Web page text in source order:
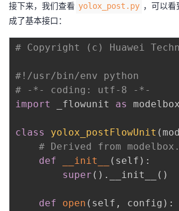
接下来，我们查看 yolox_post.py ，可以看
成了基本接口：
# Copyright (c) Huawei
#!/usr/bin/env python
# -*- coding: utf-8 -*-
import
_flowunit as modelbox
class yolox_postFlowUnit (
# Derived from
def
__init__ ( self ) :
super ( ) . __init__ ( )
def open ( self , config ) :